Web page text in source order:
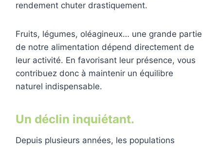
rendement chuter drastiquement.
Fruits, légumes, oléagineux… une grande partie
de notre alimentation dépend directement de
leur activité. En favorisant leur présence, vous
contribuez donc à maintenir un équilibre
naturel indispensable.
Un déclin inquiétant.
Depuis plusieurs années, les populations